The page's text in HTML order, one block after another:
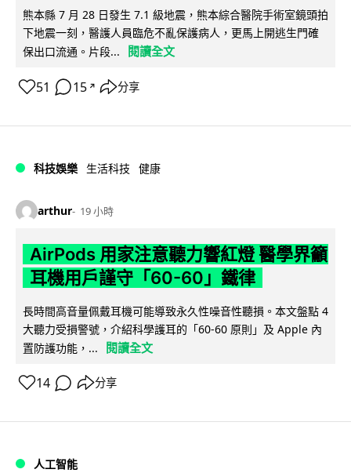
熊本縣 7 月 28 日發生 7.1 級地震，熊本綜合醫院手術室鏡頭拍
下地震一刻，醫護人員臨危不亂保護病人，更馬上開逃生門確
保出口流通。片段...
閱讀全文
51 15 ↗ 分享
科技娛樂 生活科技 健康
arthur 19 小時
AirPods 用家注意聽力響紅燈 醫學界籲
耳機用戶謹守「60-60」鐵律
長時間高音量佩戴耳機可能導致永久性噪音性聽損。本文盤點 4
大聽力受損警號，介紹科學護耳的「60-60 原則」及 Apple 內
置防護功能，...
閱讀全文
14 分享
人工智能